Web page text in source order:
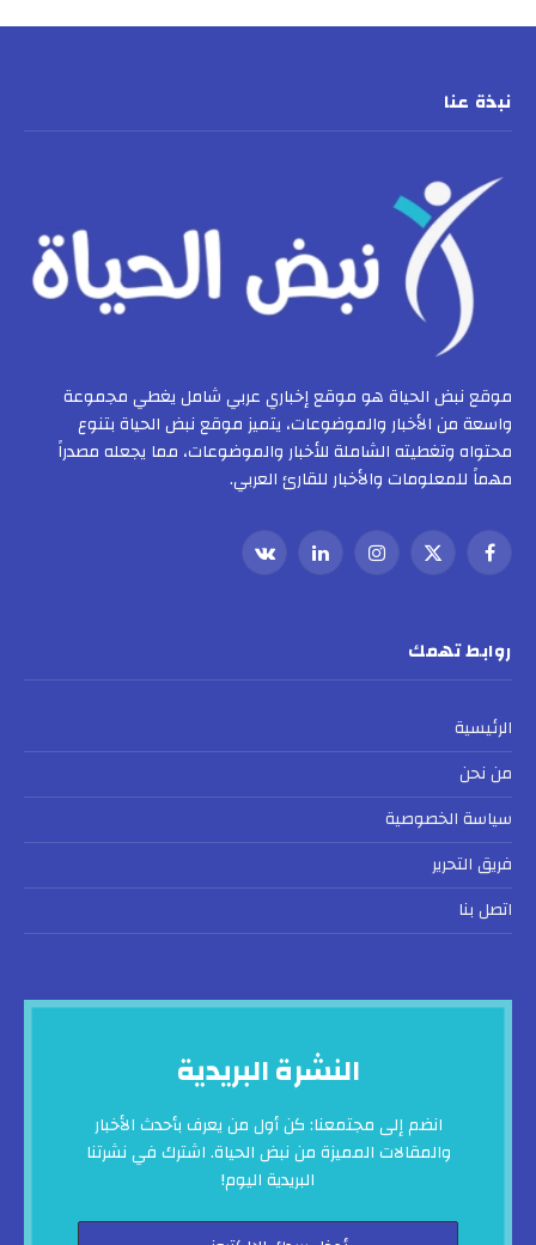
نبذة عنا
موقع نبض الحياة هو موقع إخباري عربي شامل يغطي مجموعة
واسعة من الأخبار والموضوعات، يتميز موقع نبض الحياة بتنوع
محتواه وتغطيته الشاملة للأخبار والموضوعات، مما يجعله مصدراً
مهماً للمعلومات والأخبار للقارئ العربي.
فيسبوك
X
الانستغراملينكدإنVKontakte
روابط تهمك
الرئيسية
من نحن
سياسة الخصوصية
فريق التحرير
اتصل بنا
النشرة البريدية
انضم إلى مجتمعنا: كن أول من يعرف بأحدث الأخبار
والمقالات المميزة من نبض الحياة. اشترك في نشرتنا
البريدية اليوم!